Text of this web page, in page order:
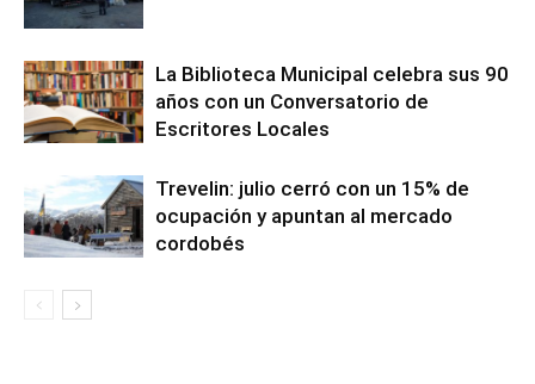
La Biblioteca Municipal celebra sus 90
años con un Conversatorio de
Escritores Locales
Trevelin: julio cerró con un 15% de
ocupación y apuntan al mercado
cordobés